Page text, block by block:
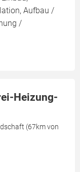
Aufbau /
/
Heizung-
(67km von